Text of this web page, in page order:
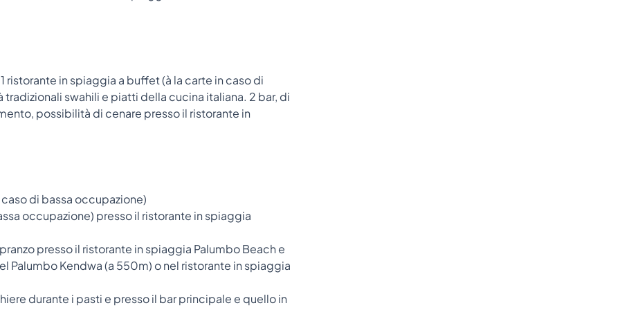
in spiaggia a buffet (à la carte in caso di
swahili e piatti della cucina italiana. 2 bar, di
possibilità di cenare presso il ristorante in
di bassa occupazione)
occupazione) presso il ristorante in spiaggia
presso il ristorante in spiaggia Palumbo Beach e
Palumbo Kendwa (a 550m) o nel ristorante in spiaggia
durante i pasti e presso il bar principale e quello in